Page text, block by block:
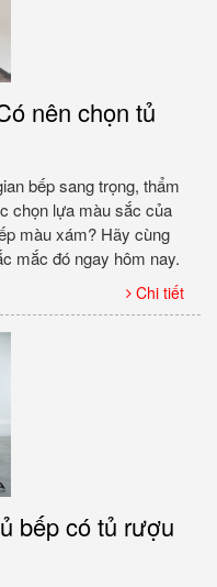
nên chọn tủ
bếp sang trọng, thẩm
chọn lựa màu sắc của
màu xám? Hãy cùng
mắc đó ngay hôm nay.
Chi tiết
bếp có tủ rượu